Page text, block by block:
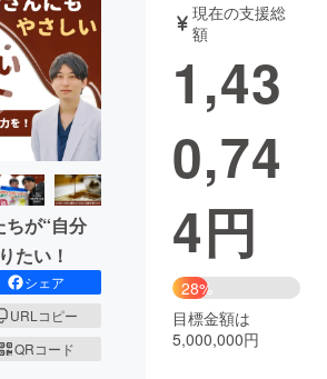
ー・ガジェット
書籍・雑誌
起業 チャレンジ
・地域活性化
Social Good
CAMPFIRE Creation
さと納税
コミュニティ
が“自分
たい！
シェア
URLコピー
QRコード
現在の支援総
額
1,43
0,74
4円
28%
目標金額は
5,000,000円